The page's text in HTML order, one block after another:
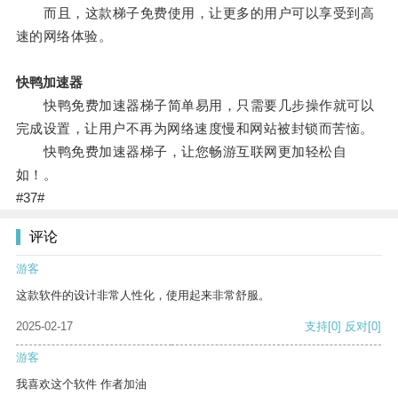
而且，这款梯子免费使用，让更多的用户可以享受到高
速的网络体验。
快鸭加速器
快鸭免费加速器梯子简单易用，只需要几步操作就可以
完成设置，让用户不再为网络速度慢和网站被封锁而苦恼。
快鸭免费加速器梯子，让您畅游互联网更加轻松自
如！。
#37#
评论
游客
这款软件的设计非常人性化，使用起来非常舒服。
2025-02-17 支持[0] 反对[0]
游客
我喜欢这个软件 作者加油